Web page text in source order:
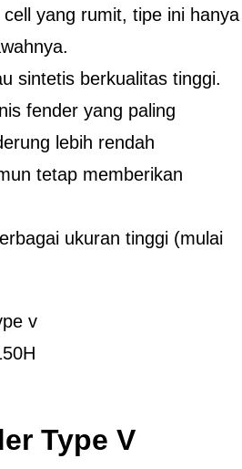
yang rumit, tipe ini hanya
sintetis berkualitas tinggi.
fender yang paling
lebih rendah
tetap memberikan
ukuran tinggi (mulai
Type V